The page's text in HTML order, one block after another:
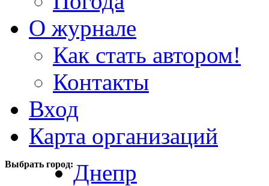
О журнале
Как стать автором!
Контакты
Вход
Карта организаций
Выбрать город:Днепр